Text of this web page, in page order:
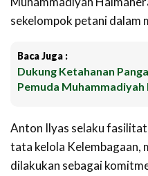
sekelompok petani dalam
Baca Juga :
Dukung Ketahanan
Pemuda Muhammadiyah
Anton Ilyas selaku
tata kelola Kelembagaan,
dilakukan sebagai